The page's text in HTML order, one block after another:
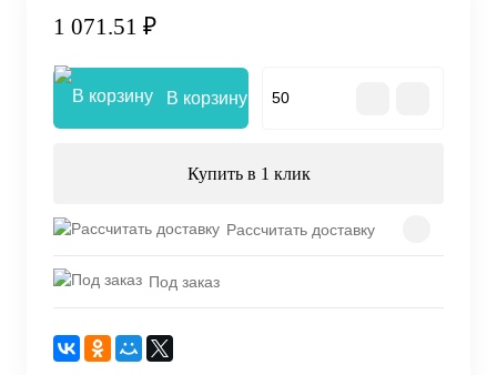
1 071.51 ₽
В корзину
Купить в 1 клик
Рассчитать доставку
Под заказ